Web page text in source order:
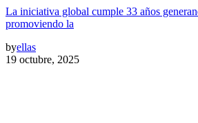
La iniciativa global cumple 33 años
promoviendo la
byellas
19 octubre, 2025